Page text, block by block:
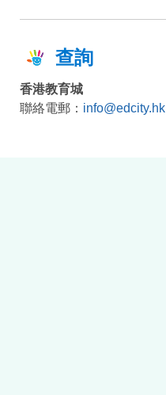
查詢
香港教育城
聯絡電郵： info@edcity.hk